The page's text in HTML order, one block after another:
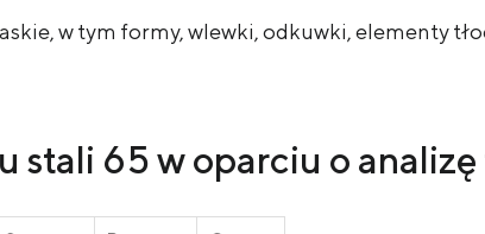
w tym formy, wlewki, odkuwki, elementy
stali 65 w oparciu o analizę